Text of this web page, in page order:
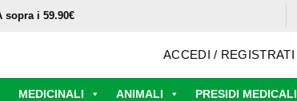
sopra i 59.90€
ACCEDI / REGISTRATI
MEDICINALI ANIMALI PRESIDI MEDICALI